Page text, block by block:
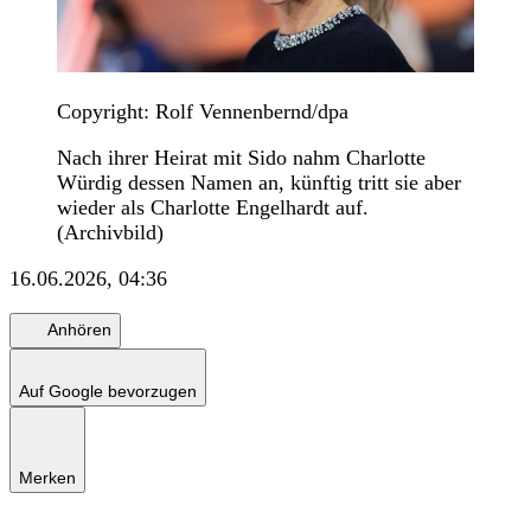
Copyright: Rolf Vennenbernd/dpa
Nach ihrer Heirat mit Sido nahm Charlotte
Würdig dessen Namen an, künftig tritt sie aber
wieder als Charlotte Engelhardt auf.
(Archivbild)
16.06.2026, 04:36
Anhören
Auf Google bevorzugen
Merken